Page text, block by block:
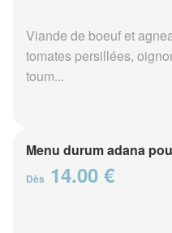
Viande de boeuf et
tomates persillées,
toum...
Menu durum adana
Dès 14.00 €